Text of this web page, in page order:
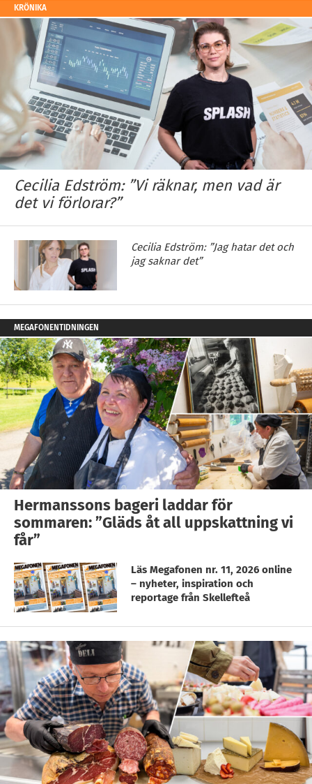
KRÖNIKA
Cecilia Edström: ”Vi räknar, men vad är
det vi förlorar?”
Cecilia Edström: ”Jag hatar det och
jag saknar det”
MEGAFONENTIDNINGEN
Hermanssons bageri laddar för
sommaren: ”Gläds åt all uppskattning vi
får”
Läs Megafonen nr. 11, 2026 online
– nyheter, inspiration och
reportage från Skellefteå